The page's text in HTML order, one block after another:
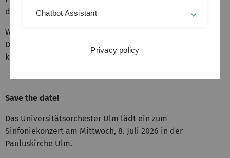
dargeboten.
Wer noch mehr über uns, unsere Arbeit oder unseren
Dirigenten wissen möchte, darf gerne durch die Webseite
klicken oder uns kontaktieren!
Save the date!
Das Universitätsorchester Ulm lädt ein zum
Sinfoniekonzert am Mittwoch, 8. Juli 2026 in der
Pauluskirche Ulm.
Chatbot Assistant
Privacy policy